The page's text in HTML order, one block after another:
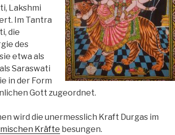
Lakshmi
Im Tantra
die
des
etwa als
Saraswati
in der Form
Gott zugeordnet.
wird die unermesslich Kraft Durgas im
Kräfte besungen.